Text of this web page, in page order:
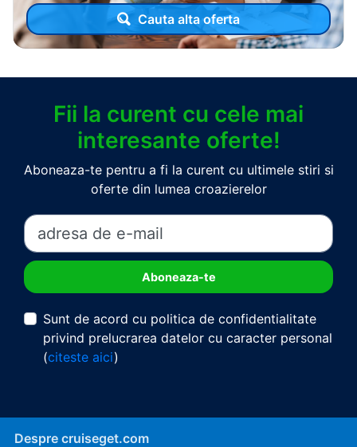
Cauta alta oferta
Fii la curent cu cele mai
interesante oferte!
Aboneaza-te pentru a fi la curent cu ultimele stiri si
oferte din lumea croazierelor
Sunt de acord cu politica de confidentialitate
privind prelucrarea datelor cu caracter personal
(citeste aici)
Despre cruiseget.com